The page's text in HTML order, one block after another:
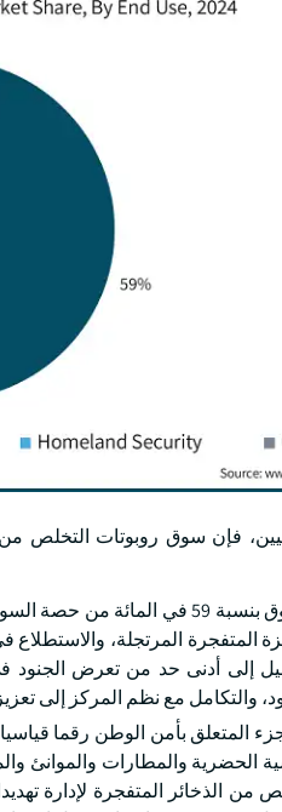
فإن سوق روبوتات التخلص
المتفجرة المرتجلة،
إلى أدنى حد من تعرض
والتكامل مع نظم المركز إلى
الحضرية والمطارات والموانئ
من الذخائر المتفجرة لإدارة